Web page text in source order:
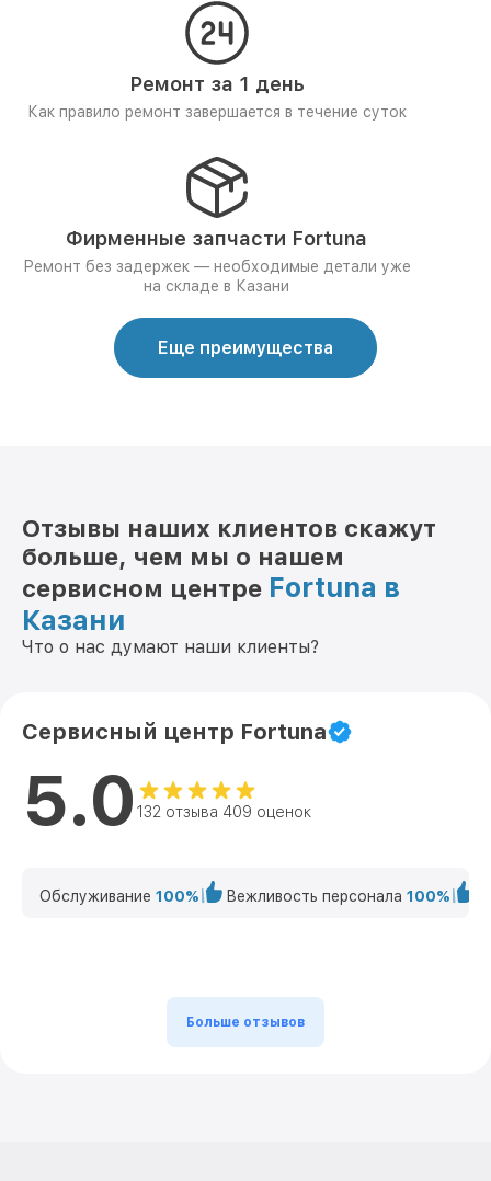
Ремонт за 1 день
Как правило ремонт завершается в течение суток
Фирменные запчасти Fortuna
Ремонт без задержек — необходимые детали уже
на складе в Казани
Еще преимущества
Отзывы наших клиентов скажут
больше, чем мы о нашем
сервисном центре Fortuna в
Казани
Что о нас думают наши клиенты?
Сервисный центр Fortuna
5.0 132 отзыва 409 оценок
Обслуживание 100% Вежливость персонала 100%
Больше отзывов